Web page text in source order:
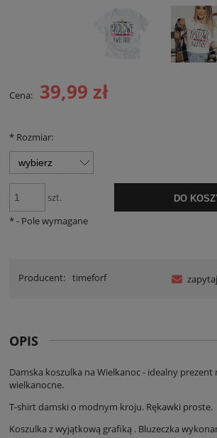
Cena: 39,99 zł
* Rozmiar:
szt. DO
*- Pole wymagane
Producent: timeforf
OPIS
Damska koszulka na Wielkanoc - idealny prezent
wielkanocne.
T-shirt damski o modnym kroju. Rękawki proste.
Koszulka z wyjątkową grafiką . Bluzeczka